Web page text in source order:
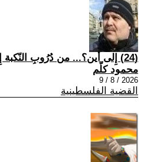
(24) إِلى أين؟... من دُرُوبِ النّكبة إِلى حُلمِ العودة
محمود كلّم
2026 / 8 / 9
القضية الفلسطينية